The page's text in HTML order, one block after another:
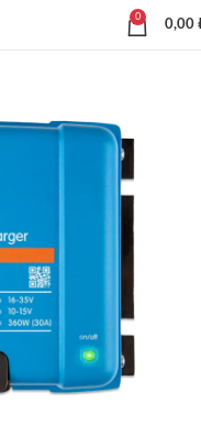
0
0,00